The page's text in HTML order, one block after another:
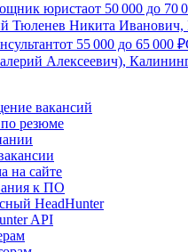
юристаот 50 000 до 70
Тюленев Никита Иванович,
от 55 000 до 65 000 ₽
Алексеевич),
вакансий
резюме
на сайте
к ПО
HeadHunter
API